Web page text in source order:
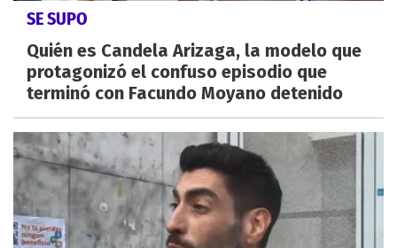
SE SUPO
Quién es Candela Arizaga, la modelo que
protagonizó el confuso episodio que
terminó con Facundo Moyano detenido